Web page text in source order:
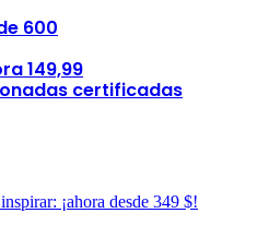
600
149,99
certificadas
¡ahora desde 349 $!